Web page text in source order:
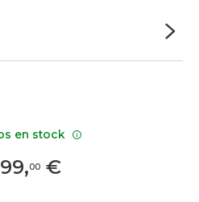
,00 €